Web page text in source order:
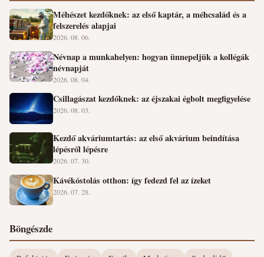
Méhészet kezdőknek: az első kaptár, a méhcsalád és a
felszerelés alapjai
2026. 08. 06.
Névnap a munkahelyen: hogyan ünnepeljük a kollégák
névnapját
2026. 08. 04.
Csillagászat kezdőknek: az éjszakai égbolt megfigyelése
2026. 08. 03.
Kezdő akváriumtartás: az első akvárium beindítása
lépésről lépésre
2026. 07. 30.
Kávékóstolás otthon: így fedezd fel az ízeket
2026. 07. 28.
Böngészde